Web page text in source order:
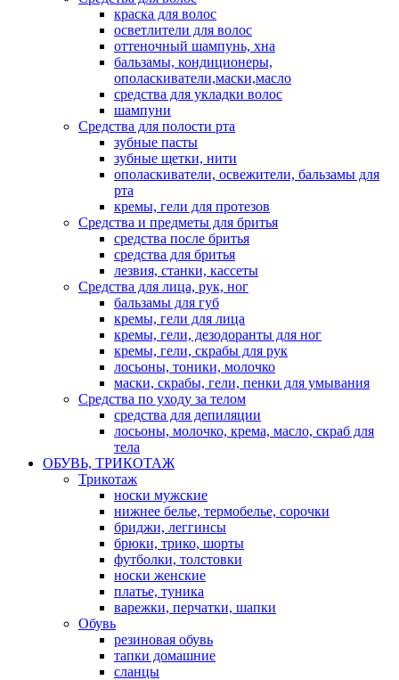
краска для волос
осветлители для волос
оттеночный шампунь, хна
бальзамы, кондиционеры,
ополаскиватели,маски,масло
средства для укладки волос
шампуни
Средства для полости рта
зубные пасты
зубные щетки, нити
ополаскиватели, освежители, бальзамы для
рта
кремы, гели для протезов
Средства и предметы для бритья
средства после бритья
средства для бритья
лезвия, станки, кассеты
Средства для лица, рук, ног
бальзамы для губ
кремы, гели для лица
кремы, гели, дезодоранты для ног
кремы, гели, скрабы для рук
лосьоны, тоники, молочко
маски, скрабы, гели, пенки для умывания
Средства по уходу за телом
средства для депиляции
лосьоны, молочко, крема, масло, скраб для
тела
ОБУВЬ, ТРИКОТАЖ
Трикотаж
носки мужские
нижнее белье, термобелье, сорочки
бриджи, леггинсы
брюки, трико, шорты
футболки, толстовки
носки женские
платье, туника
варежки, перчатки, шапки
Обувь
резиновая обувь
тапки домашние
сланцы